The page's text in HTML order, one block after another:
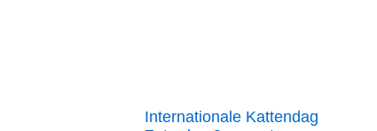
Internationale Kattendag